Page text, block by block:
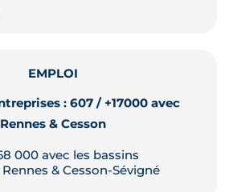
EMPLOI
: 607 / +17000 avec
Rennes & Cesson
000 avec les bassins
& Cesson-Sévigné